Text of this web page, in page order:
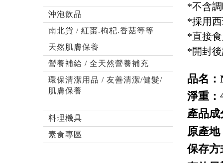
沖泡飲品
南北貨 / 紅棗.枸杞.香菇等等
天然肌膚保養
營養補給 / 全天然營養補充
環保清潔用品 / 友善清潔/健髮/
肌膚保養
料理機具
素食專區
*不含
*採用西
*直接
*開封
品名：
淨重：
產品成
原產地
保存方